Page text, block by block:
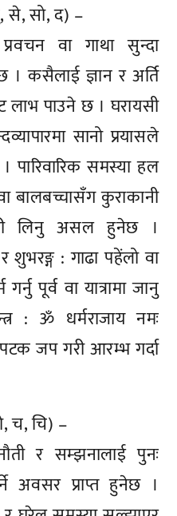
से, सो, द) –
वा गाथा सुन्दा
। कसैलाई ज्ञान र अर्ति
पाउने छ । घरायसी
सानो प्रयासले
पारिवारिक समस्या हल
बालबच्चासँग कुराकानी
लिनु असल हुनेछ ।
: गाढा पहेंलो वा
पूर्व वा यात्रामा जानु
: ॐ धर्मराजाय नमः
जप गरी आरम्भ गर्दा
च, चि) –
र सम्झनालाई पुनः
अवसर प्राप्त हुनेछ ।